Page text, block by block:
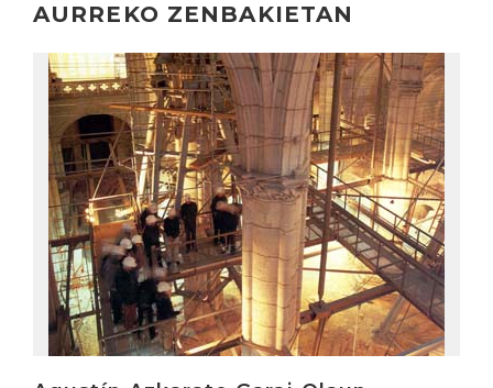
AURREKO ZENBAKIETAN
Irakurri